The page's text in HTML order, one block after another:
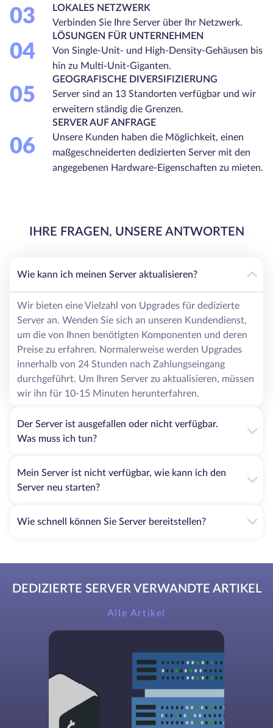
03
LOKALES NETZWERK
Verbinden Sie Ihre Server über Ihr Netzwerk.
04
LÖSUNGEN FÜR UNTERNEHMEN
Von Single-Unit- und High-Density-Gehäusen bis
hin zu Multi-Unit-Giganten.
05
GEOGRAFISCHE DIVERSIFIZIERUNG
Server sind an 13 Standorten verfügbar und wir
erweitern ständig die Grenzen.
06
SERVER AUF ANFRAGE
Unsere Kunden haben die Möglichkeit, einen
maßgeschneiderten dedizierten Server mit den
angegebenen Hardware-Eigenschaften zu mieten.
IHRE FRAGEN, UNSERE ANTWORTEN
Wie kann ich meinen Server aktualisieren?
Wir bieten eine Vielzahl von Upgrades für dedizierte
Server an. Wenden Sie sich an unseren Kundendienst,
um die von Ihnen benötigten Komponenten und deren
Preise zu erfahren. Normalerweise werden Upgrades
innerhalb von 24 Stunden nach Zahlungseingang
durchgeführt. Um Ihren Server zu aktualisieren, müssen
wir ihn für 10-15 Minuten herunterfahren.
Der Server ist ausgefallen oder nicht verfügbar.
Was muss ich tun?
Mein Server ist nicht verfügbar, wie kann ich den
Server neu starten?
Wie schnell können Sie Server bereitstellen?
DEDIZIERTE SERVER VERWANDTE ARTIKEL
Alle Artikel